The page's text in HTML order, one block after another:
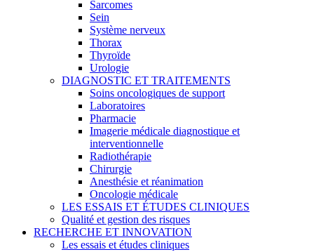
Sarcomes
Sein
Système nerveux
Thorax
Thyroïde
Urologie
DIAGNOSTIC ET TRAITEMENTS
Soins oncologiques de support
Laboratoires
Pharmacie
Imagerie médicale diagnostique et
interventionnelle
Radiothérapie
Chirurgie
Anesthésie et réanimation
Oncologie médicale
LES ESSAIS ET ÉTUDES CLINIQUES
Qualité et gestion des risques
RECHERCHE ET INNOVATION
Les essais et études cliniques